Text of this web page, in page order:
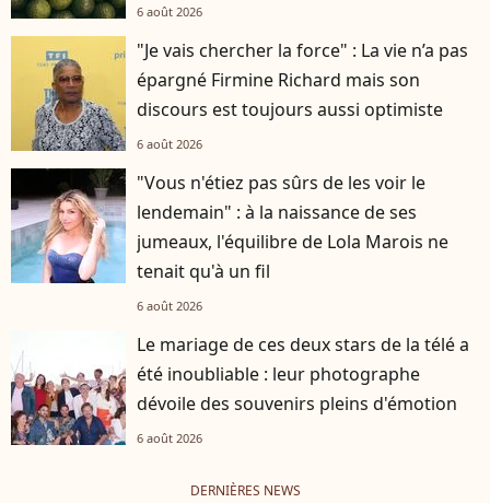
6 août 2026
"Je vais chercher la force" : La vie n’a pas
épargné Firmine Richard mais son
discours est toujours aussi optimiste
6 août 2026
"Vous n'étiez pas sûrs de les voir le
lendemain" : à la naissance de ses
jumeaux, l'équilibre de Lola Marois ne
tenait qu'à un fil
6 août 2026
Le mariage de ces deux stars de la télé a
été inoubliable : leur photographe
dévoile des souvenirs pleins d'émotion
6 août 2026
DERNIÈRES NEWS